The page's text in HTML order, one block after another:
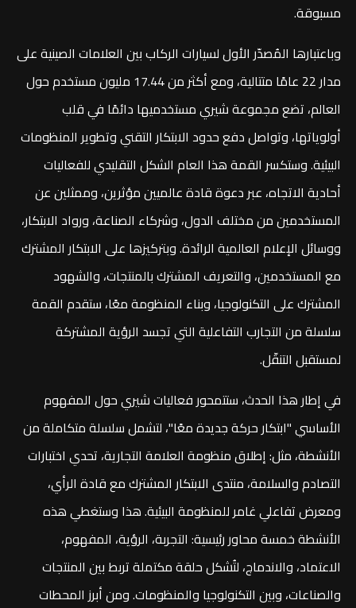
مسبوقة.
وباعتبارها المُصدّر الأول لسيارات الركاب بين العلامات الصينية على
مدار 22 عامًا متتالية، ومع أكثر من 17.44 مليون مستخدم حول
العالم، تضع مجموعة شيري مستخدميها دائمًا في قلب
أولوياتها، وتواصل دفع حدود الابتكار التقني وتطوير المنظومات
البيئية. وستكسر القمة هذا العام الشكل التقليدي للفعاليات
أحادية الاتجاه، عبر دعوة قادة عالميين مؤثرين، وممثلين عن
المستخدمين من مختلف الدول، وشركاء الصناعة، ورواد الابتكار،
ووسائل الإعلام العالمية الرائدة. وبتركيزها على الابتكار المشترك
مع المستخدمين، والتعريف المشترك بالمنتجات، والشهود
المشترك على التكنولوجيا، وبناء المنظومة معًا، ستقدم القمة
سلسلة من التجارب التفاعلية التي تجسد الرؤية المشتركة
لمستقبل التنقّل.
في إطار هذا الحدث، ستتمحور فعاليات شيري حول المفهوم
الأساسي "ابتكار حركة جديدة معًا"، لتشمل سلسلة متكاملة من
الأنشطة، مثل: إطلاق منظومة العلامة التجارية، تحدي اختبارات
التصادم والسلامة، منتدى الابتكار المشترك مع قادة الرأي،
ومعرض تفاعلي غامر للمنظومة البيئية. هذا وستغطي هذه
الأنشطة خمسة محاور رئيسية: التجربة، الرؤية، المفهوم،
الاعتماد، والاندماج، لتُشكل حلقة مكتملة تربط بين المنتجات
والصناعات، وبين التكنولوجيا والمنظومات. ومن أبرز المحطات